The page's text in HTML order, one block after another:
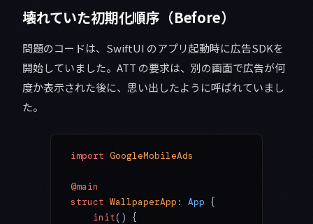
壊れていた初期化順序（Before）
問題のコードは、SwiftUI のアプリ起動時に広告SDKを
開始していました。ATT の要求は、別の画面で広告が何
度か表示された後に、思い出したように呼ばれていまし
た。
import GoogleMobileAds
@main
struct WallpaperApp : App {
    init
() {